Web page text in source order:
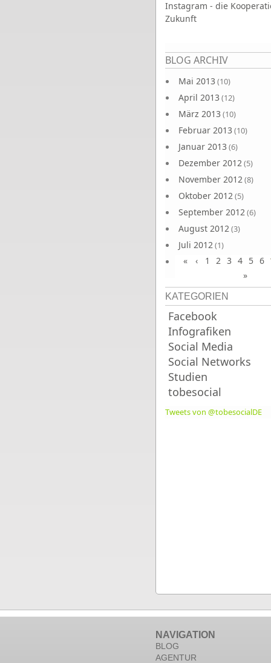
Instagram - die
Zukunft
BLOG ARCHIV
Mai 2013 (10)
April 2013 (12)
März 2013 (10)
Februar 2013 (10)
Januar 2013 (6)
Dezember 2012(5)
November 2012(8)
Oktober 2012(5)
September 2012(6)
August 2012(3)
Juli 2012(1)
Juni 2012(4)
Seiten
« ‹ 1 2 3 4 5 6
»
KATEGORIEN
Facebook
Infografiken
Social Media
Social Networks
Studien
tobesocial
Tweets von @tobesocialDE
NAVIGATION
BLOG
AGENTUR